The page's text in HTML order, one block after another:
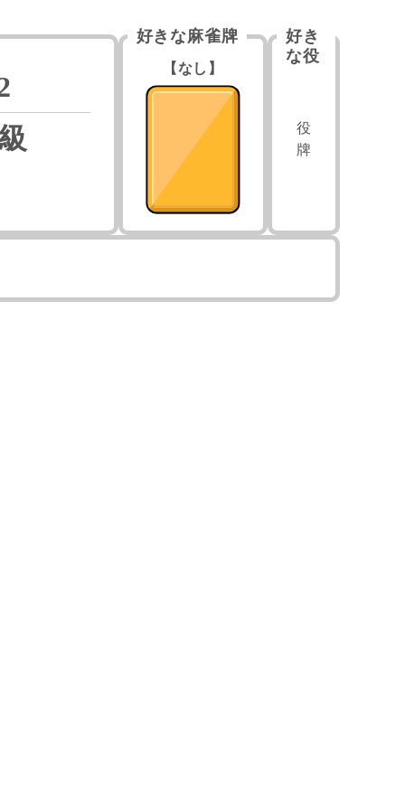
好きな麻雀牌
【なし】
好き
な役
役
牌